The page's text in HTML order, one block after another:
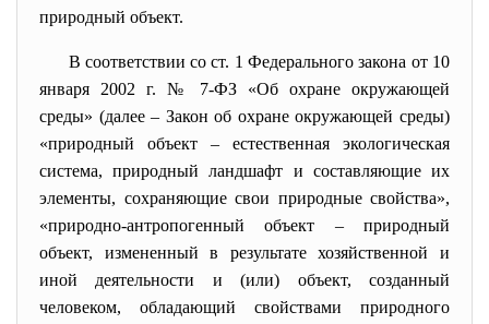
природный объект.
В соответствии со ст. 1 Федерального закона от 10
января 2002 г. № 7-ФЗ «Об охране окружающей
среды» (далее – Закон об охране окружающей среды)
«природный объект – естественная экологическая
система, природный ландшафт и составляющие их
элементы, сохраняющие свои природные свойства»,
«природно-антропогенный объект – природный
объект, измененный в результате хозяйственной и
иной деятельности и (или) объект, созданный
человеком, обладающий свойствами природного